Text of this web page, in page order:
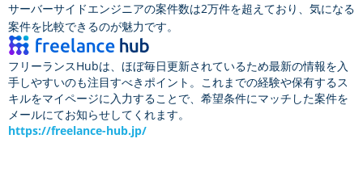
サーバーサイドエンジニアの案件数は2万件を超えており、気になる
案件を比較できるのが魅力です。
フリーランスHubは、ほぼ毎日更新されているため最新の情報を入
手しやすいのも注目すべきポイント。これまでの経験や保有するス
キルをマイページに入力することで、希望条件にマッチした案件を
メールにてお知らせしてくれます。
https://freelance-hub.jp/